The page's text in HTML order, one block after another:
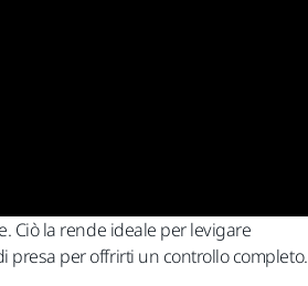
Ciò la rende ideale per levigare
presa per offrirti un controllo completo.